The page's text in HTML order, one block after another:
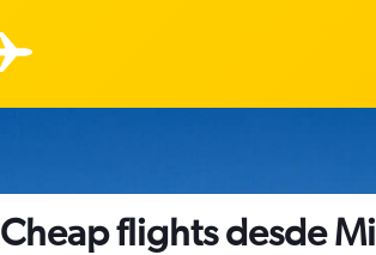
Cheap flights desde